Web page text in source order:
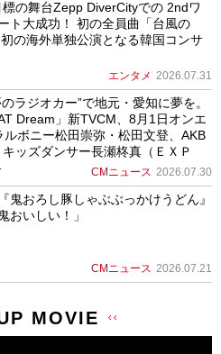
の舞台Zepp DiverCityでの 2ndワ
ト大成功！ 初の全員曲「台風の
の海外単独公演となる韓国コンサ
エンタメ 2026.07.31
ラジオカー”で地元・愛知に夢を。
Dream」新TVCM、8月1日オンエ
ボニー松田崇弥・松田文登、AKB
ッズダンサー長瀬柊真（ＥＸＰ
CMニュース 2026.07.30
鬼おろし豚しゃぶぶっかけうどん』
おいしい！」
CMニュース 2026.07.21
MOVIE